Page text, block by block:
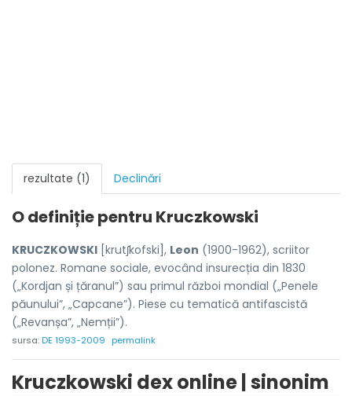
rezultate (1) Declinări
O definiție pentru Kruczkowski
KRUCZKOWSKI [krutʃkofski], Leon (1900-1962), scriitor
polonez. Romane sociale, evocând insurecția din 1830
(„Kordjan și țăranul”) sau primul război mondial („Penele
păunului”, „Capcane”). Piese cu tematică antifascistă
(„Revanșa”, „Nemții”).
sursa:DE 1993-2009 permalink
Kruczkowski dex online | sinonim